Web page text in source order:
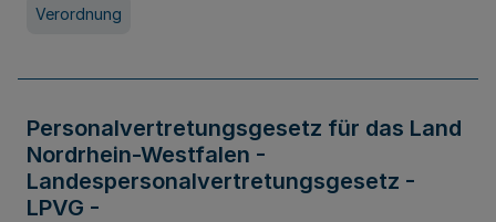
Verordnung
Personalvertretungsgesetz für das Land
Nordrhein-Westfalen -
Landespersonalvertretungsgesetz -
LPVG -